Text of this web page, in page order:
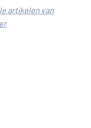
artikelen van